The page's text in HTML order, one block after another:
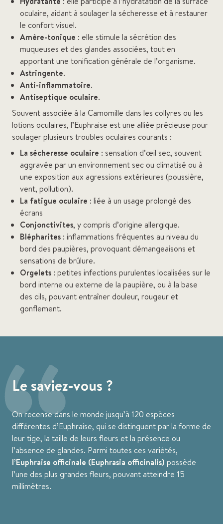
oculaire, aidant à soulager la sécheresse et à restaurer
le confort visuel.
Amère-tonique : elle stimule la sécrétion des
muqueuses et des glandes associées, tout en
apportant une tonification générale de l’organisme.
Astringente.
Anti-inflammatoire.
Antiseptique oculaire.
Souvent associée à la Camomille dans les collyres ou les
lotions oculaires, l’Euphraise est une alliée précieuse pour
soulager plusieurs troubles oculaires courants :
La sécheresse oculaire : sensation d’œil sec, souvent
aggravée par un environnement sec ou climatisé ou à
une exposition aux agressions extérieures (poussière,
vent, pollution).
La fatigue oculaire : liée à un usage prolongé des
écrans
Conjonctivites, y compris d’origine allergique.
Blépharites : inflammations fréquentes au niveau du
bord des paupières, provoquant démangeaisons et
sensations de brûlure.
Orgelets : petites infections purulentes localisées sur le
bord interne ou externe de la paupière, ou à la base
des cils, pouvant entraîner douleur, rougeur et
gonflement.
“
Le saviez-vous ?
On recense dans le monde jusqu’à 120 espèces
différentes d’Euphraise, qui se distinguent par la forme de
leur tige, la taille de leurs fleurs et la présence ou
l’absence de glandes. Parmi toutes ces variétés,
l’Euphraise officinale (Euphrasia officinalis) possède
l’une des plus grandes fleurs, pouvant atteindre 15
millimètres.